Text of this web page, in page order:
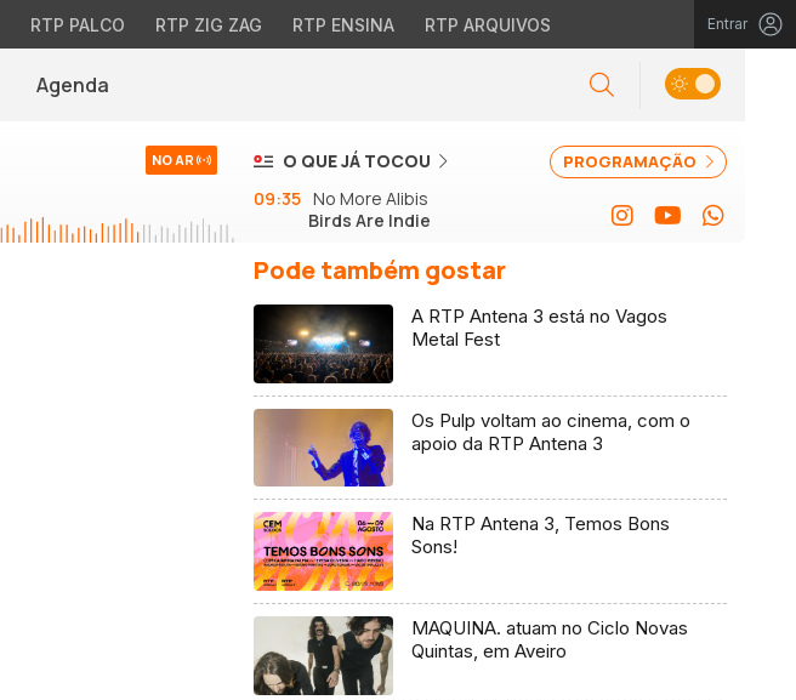
RTP PALCO RTP ZIG ZAG RTP ENSINA RTP ARQUIVOS Entrar
Agenda
NO AR PROGRAMAÇÃO
O QUE JÁ TOCOU
09:35 No More Alibis
Birds Are Indie
Pode também gostar
A RTP Antena 3 está no Vagos
Metal Fest
Os Pulp voltam ao cinema, com o
apoio da RTP Antena 3
Na RTP Antena 3, Temos Bons
Sons!
MAQUINA. atuam no Ciclo Novas
Quintas, em Aveiro